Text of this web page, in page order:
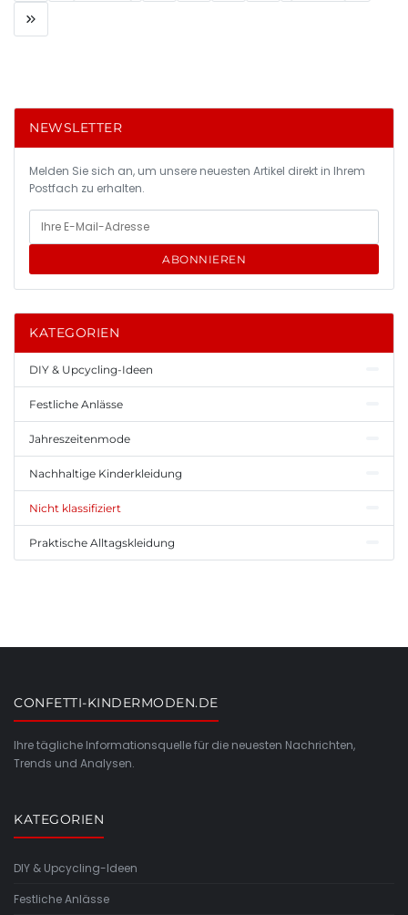
NEWSLETTER
Melden Sie sich an, um unsere neuesten Artikel direkt in Ihrem
Postfach zu erhalten.
ABONNIEREN
KATEGORIEN
DIY & Upcycling-Ideen
Festliche Anlässe
Jahreszeitenmode
Nachhaltige Kinderkleidung
Nicht klassifiziert
Praktische Alltagskleidung
CONFETTI-KINDERMODEN.DE
Ihre tägliche Informationsquelle für die neuesten Nachrichten,
Trends und Analysen.
KATEGORIEN
DIY & Upcycling-Ideen
Festliche Anlässe